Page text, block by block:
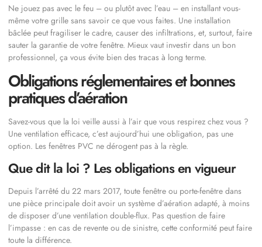
Ne jouez pas avec le feu – ou plutôt avec l’eau – en installant vous-
même votre grille sans savoir ce que vous faites. Une installation
bâclée peut fragiliser le cadre, causer des infiltrations, et, surtout, faire
sauter la garantie de votre fenêtre. Mieux vaut investir dans un bon
professionnel, ça vous évite bien des tracas à long terme.
Obligations réglementaires et bonnes
pratiques d’aération
Savez-vous que la loi veille aussi à l’air que vous respirez chez vous ?
Une ventilation efficace, c’est aujourd’hui une obligation, pas une
option. Les fenêtres PVC ne dérogent pas à la règle.
Que dit la loi ? Les obligations en vigueur
Depuis l’arrêté du 22 mars 2017, toute fenêtre ou porte-fenêtre dans
une pièce principale doit avoir un système d’aération adapté, à moins
de disposer d’une ventilation double-flux. Pas question de faire
l’impasse : en cas de revente ou de sinistre, cette conformité peut faire
toute la différence.